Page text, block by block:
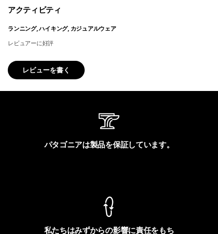
アクティビティ
ランニング, ハイキング, カジュアルウェア
レビュアーに好評
レビューを書く
パタゴニアは製品を保証しています。
私たちはみずからの影響に責任をもち